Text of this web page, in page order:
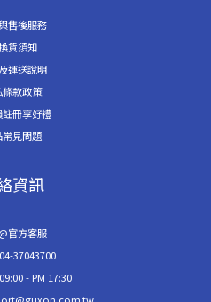
售後服務
貨須知
運送說明
條款政策
冊享好禮
常見問題
資訊
官方客服
37043700
- PM 17:30